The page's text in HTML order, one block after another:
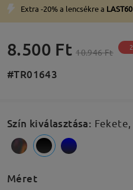
Extra -20% a lencsékre a LAST60
8.500 Ft 10.946 Ft
#TR01643
Szín kiválasztása:
Méret